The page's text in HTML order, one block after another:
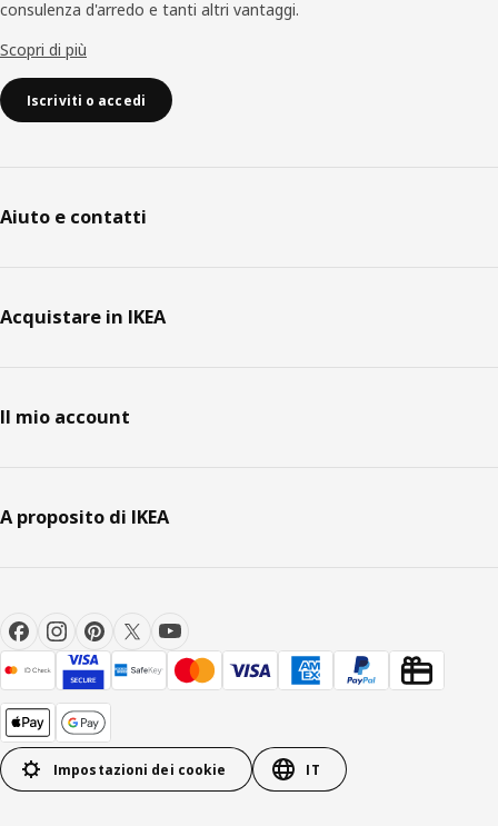
consulenza d'arredo e tanti altri vantaggi.
Scopri di più
Iscriviti o accedi
Aiuto e contatti
Acquistare in IKEA
Il mio account
A proposito di IKEA
Impostazioni dei cookie IT